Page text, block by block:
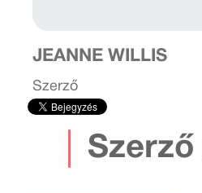
JEANNE WILLIS
Szerző
Szerző